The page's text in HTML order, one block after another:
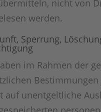
nicht von
werden.
Sperrung,
im Rahmen der
auf unentgeltliche